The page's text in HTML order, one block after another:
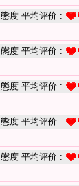
態度 平均评价 :
態度 平均评价 :
態度 平均评价 :
態度 平均评价 :
態度 平均评价 :